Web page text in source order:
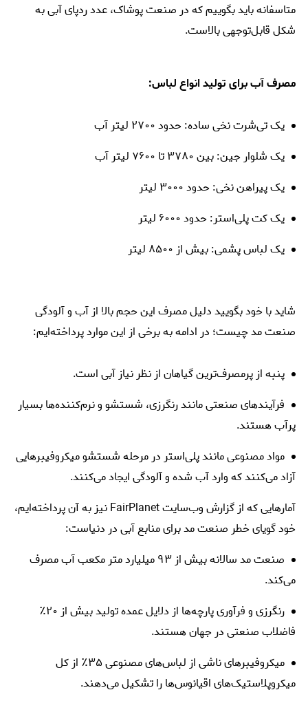
متاسفانه باید بگوییم که در صنعت پوشاک، عدد ردپای آبی به
شکل قابل‌توجهی بالاست.
مصرف آب برای تولید انواع لباس:
یک تی‌شرت نخی ساده: حدود ۲۷۰۰ لیتر آب
یک شلوار جین: بین ۳۷۸۰ تا ۷۶۰۰ لیتر آب
یک پیراهن نخی: حدود ۳۰۰۰ لیتر
یک کت پلی‌استر: حدود ۶۰۰۰ لیتر
یک لباس پشمی: بیش از ۸۵۰۰ لیتر
شاید با خود بگویید دلیل مصرف این حجم بالا از آب و آلودگی
صنعت مد چیست؛ در ادامه به برخی از این موارد پرداخته‌ایم:
پنبه از پرمصرف‌ترین گیاهان از نظر نیاز آبی است.
فرآیندهای صنعتی مانند رنگرزی، شستشو و نرم‌کننده‌ها بسیار
پرآب هستند.
مواد مصنوعی مانند پلی‌استر در مرحله شستشو میکروفیبرهایی
آزاد می‌کنند که وارد آب شده و آلودگی ایجاد می‌کنند.
آمارهایی که از گزارش وب‌سایت FairPlanet نیز به آن پرداخته‌ایم،
خود گویای خطر صنعت مد برای منابع آبی در دنیاست:
صنعت مد سالانه بیش از ۹۳ میلیارد متر مکعب آب مصرف
می‌کند.
رنگرزی و فرآوری پارچه‌ها از دلایل عمده تولید بیش از ۲۰٪
فاضلاب صنعتی در جهان هستند.
میکروفیبرهای ناشی از لباس‌های مصنوعی ۳۵٪ از کل
میکروپلاستیک‌های اقیانوس‌ها را تشکیل می‌دهند.